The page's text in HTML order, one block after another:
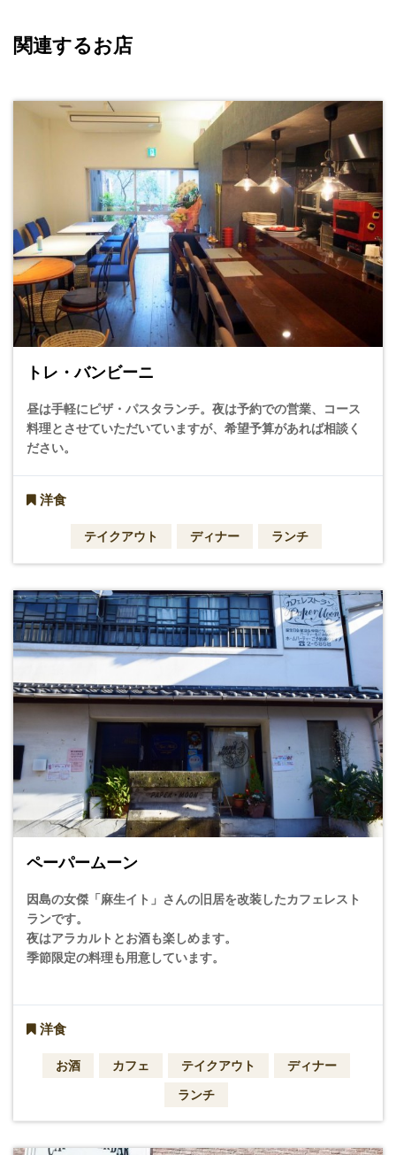
関連するお店
トレ・バンビーニ
昼は手軽にピザ・パスタランチ。夜は予約での営業、コース
料理とさせていただいていますが、希望予算があれば相談く
ださい。
洋食
テイクアウト ディナー ランチ
ペーパームーン
因島の女傑「麻生イト」さんの旧居を改装したカフェレスト
ランです。
夜はアラカルトとお酒も楽しめます。
季節限定の料理も用意しています。
洋食
お酒 カフェ テイクアウト ディナー
ランチ